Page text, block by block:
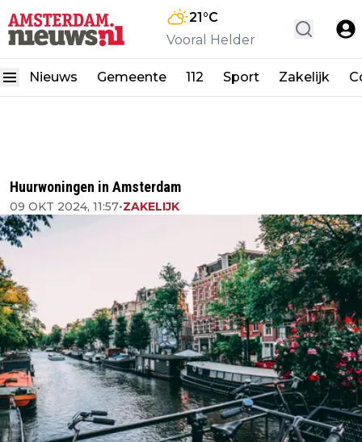
21°C
Vooral Helder
Nieuws Gemeente 112 Sport Zakelijk
Huurwoningen in Amsterdam
09 OKT 2024, 11:57•ZAKELIJK